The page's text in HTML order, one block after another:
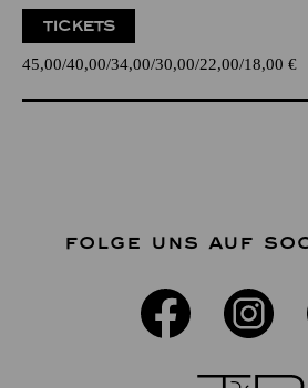
TICKETS
45,00 40,00 34,00 30,00 22,00 18,00 €
FOLGE UNS AUF